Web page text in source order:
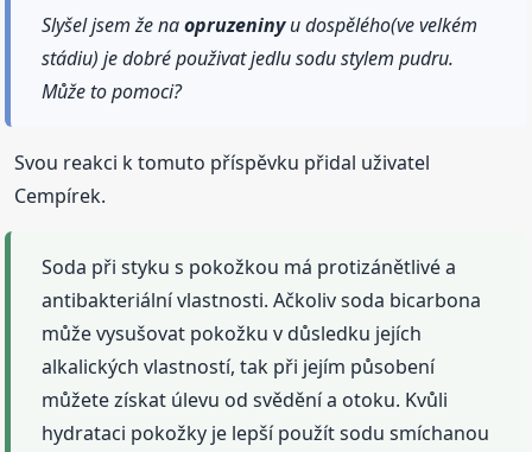
Slyšel jsem že naopruzeninyu dospělého(ve velkém
stádiu) je dobré použivat jedlu sodu stylem pudru.
Může to pomoci?
Svou reakci k tomuto příspěvku přidal uživatel
Cempírek.
Soda při styku s pokožkou má protizánětlivé a
antibakteriální vlastnosti. Ačkoliv soda bicarbona
může vysušovat pokožku v důsledku jejích
alkalických vlastností, tak při jejím působení
můžete získat úlevu od svědění a otoku. Kvůli
hydrataci pokožky je lepší použít sodu smíchanou